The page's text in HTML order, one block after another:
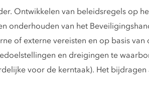
Ontwikkelen van beleidsregels op
onderhouden van het
of externe vereisten en op basis van
en dreigingen te
voor de kerntaak). Het bijdragen